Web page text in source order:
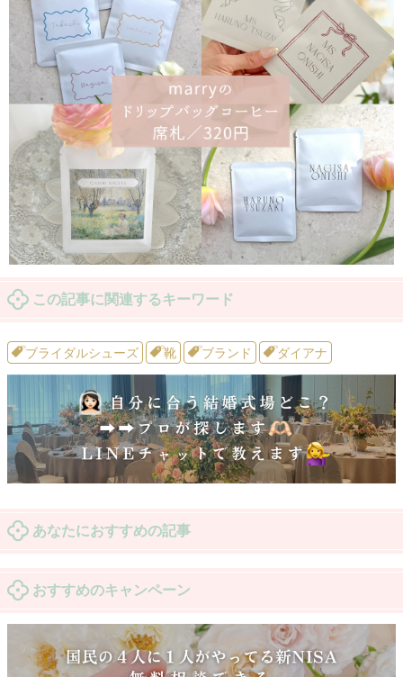
この記事に関連するキーワード
ブライダルシューズ 靴 ブランド ダイアナ
あなたにおすすめの記事
おすすめのキャンペーン